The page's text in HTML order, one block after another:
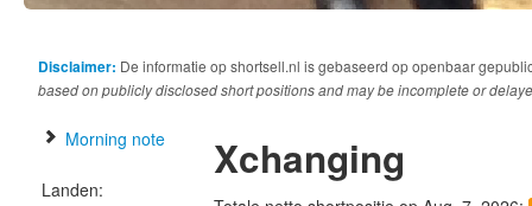
Disclaimer: De informatie op shortsell.nl is gebaseerd op openbaar
based on publicly disclosed short positions and may be incomplete or
Morning note
Landen:
Xchanging